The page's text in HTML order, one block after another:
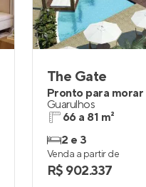
The Gate
Pronto para morar
Guarulhos
66 a 81 m²
2 e 3
Venda a partir de
R$ 902.337